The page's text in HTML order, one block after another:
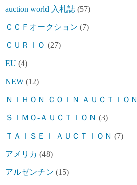
auction world 入札誌 (57)
ＣＣＦオークション (7)
ＣＵＲＩＯ (27)
EU (4)
NEW (12)
ＮＩＨＯＮ ＣＯＩＮ ＡＵＣＴＩＯＮ
ＳＩＭＯ-ＡＵＣＴＩＯＮ (3)
ＴＡＩＳＥＩ ＡＵＣＴＩＯＮ (7)
アメリカ (48)
アルゼンチン (15)